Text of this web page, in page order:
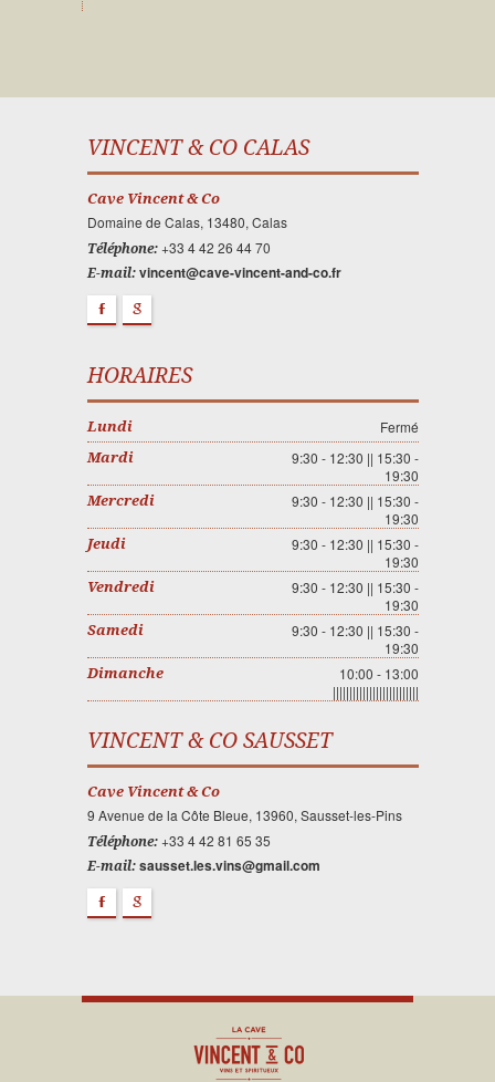
VINCENT & CO CALAS
Cave Vincent & Co
Domaine de Calas, 13480, Calas
Téléphone:+33 4 42 26 44 70
E-mail: vincent@cave-vincent-and-co.fr
F g
HORAIRES
Lundi Fermé
Mardi
9:30 - 12:30 || 15:30 -
19:30
Mercredi
9:30 - 12:30 || 15:30 -
19:30
Jeudi
9:30 - 12:30 || 15:30 -
19:30
Vendredi
9:30 - 12:30 || 15:30 -
19:30
Samedi
9:30 - 12:30 || 15:30 -
19:30
Dimanche
10:00 - 13:00
||||||||||||||||||||||||||
VINCENT & CO SAUSSET
Cave Vincent & Co
9 Avenue de la Côte Bleue, 13960, Sausset-les-Pins
Téléphone:+33 4 42 81 65 35
E-mail: sausset.les.vins@gmail.com
F g